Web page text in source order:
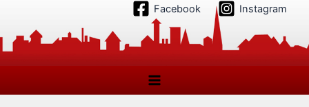
springen
Facebook Instagram